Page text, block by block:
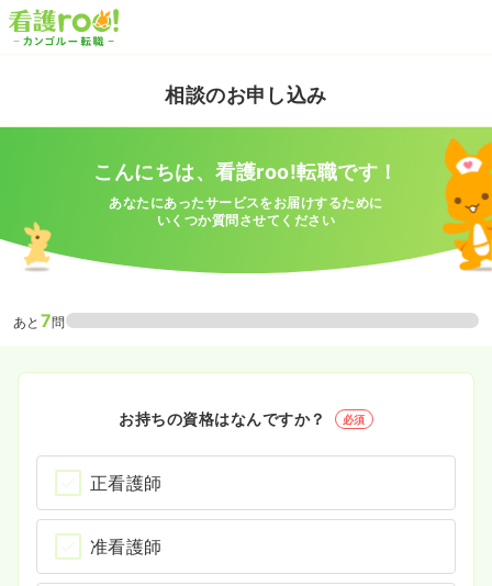
相談のお申し込み
こんにちは、看護roo!転職です！
あなたにあったサービスをお届けするために
いくつか質問させてください
あと 7問
お持ちの資格はなんですか？ 必須
正看護師
准看護師